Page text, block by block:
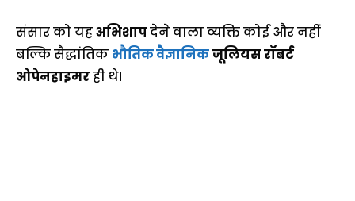
संसार को यहअभिशापदेने वाला व्यक्ति कोई और नहीं
बल्कि सैद्धांतिक भौतिक वैज्ञानिकजूलियस रॉबर्ट
ओपेनहाइमरही थे।